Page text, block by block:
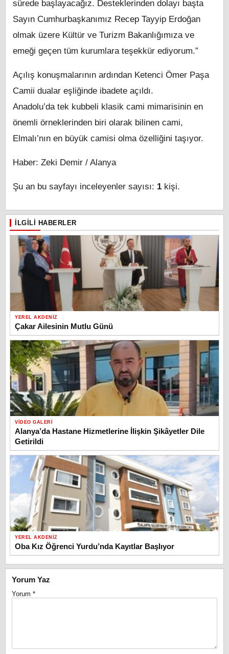
sürede başlayacağız. Desteklerinden dolayı başta
Sayın Cumhurbaşkanımız Recep Tayyip Erdoğan
olmak üzere Kültür ve Turizm Bakanlığımıza ve
emeği geçen tüm kurumlara teşekkür ediyorum.”
Açılış konuşmalarının ardından Ketenci Ömer Paşa
Camii dualar eşliğinde ibadete açıldı.
Anadolu’da tek kubbeli klasik cami mimarisinin en
önemli örneklerinden biri olarak bilinen cami,
Elmalı’nın en büyük camisi olma özelliğini taşıyor.
Haber: Zeki Demir / Alanya
Şu an bu sayfayı inceleyenler sayısı: 1 kişi.
İLGILI HABERLER
YEREL AKDENIZ
Çakar Ailesinin Mutlu Günü
VIDEO GALERI
Alanya’da Hastane Hizmetlerine İlişkin Şikâyetler Dile
Getirildi
YEREL AKDENIZ
Oba Kız Öğrenci Yurdu’nda Kayıtlar Başlıyor
Yorum Yaz
Yorum *